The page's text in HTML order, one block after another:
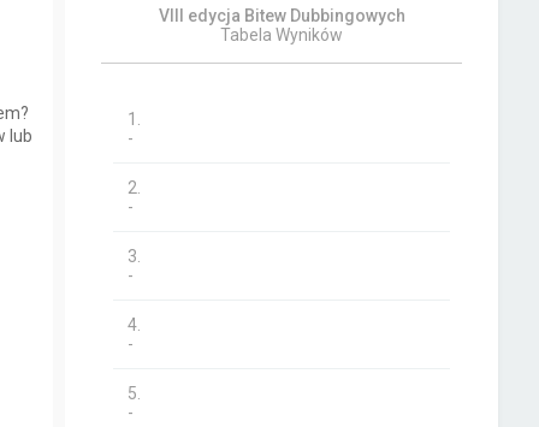
lub
VIII edycja Bitew Dubbingowych
Tabela Wyników
1.
-
2.
-
3.
-
4.
-
5.
-